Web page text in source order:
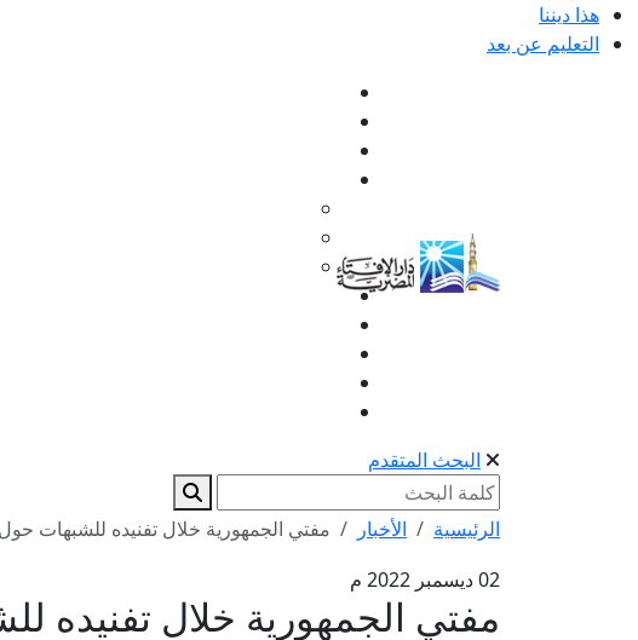
هذا ديننا
التعليم عن بعد
البحث المتقدم
الرئيسية الأخبار
مفتي الجمهورية خلال تفنيده للشبهات
02 ديسمبر 2022 م
مفتي الجمهورية خلال تفنيده